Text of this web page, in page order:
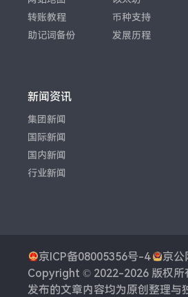
转账教程
助记词备份
币种支持
发展历程
新闻资讯
集团新闻
国际新闻
国内新闻
行业新闻
京ICP备08005356号-4
京公
Copyright © 2022-2026 版权所
发布的文章内容均为原创整理与